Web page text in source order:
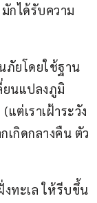
ได้รับความ
ยโดยใช้ฐาน
ยนแปลงภูมิ
ต่เราเฝ้าระวัง
เกิดกลางคืน ตัว
ะเล ให้รีบขึ้น